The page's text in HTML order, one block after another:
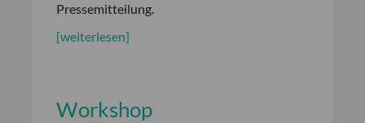
Pressemitteilung.
[weiterlesen]
Workshop